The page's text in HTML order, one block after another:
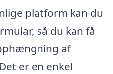
platform kan du
så du kan få
af
er en enkel